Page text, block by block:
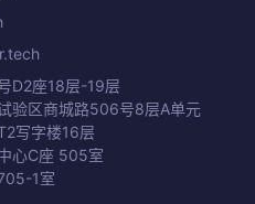
D2座18层-19层
验区商城路506号8层A单元
写字楼16层
心C座 505室
1室